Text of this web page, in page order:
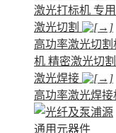
激光打标机 专
激光切割
高功率激光切割
机 精密激光切
激光焊接
高功率激光焊接
通用元器件